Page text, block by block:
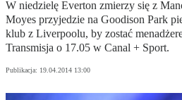
W niedzielę Everton zmierzy się z
Moyes przyjedzie na Goodison Park
klub z Liverpoolu, by zostać
Transmisja o 17.05 w Canal + Sport.
Publikacja: 19.04.2014 13:00